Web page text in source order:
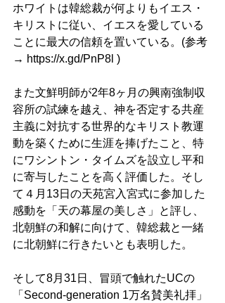
ホワイトは韓総裁が何よりもイエス・
キリストに従い、イエスを愛している
ことに最大の信頼を置いている。(参考
→ https://x.gd/PnP8l )
また文鮮明師が2年8ヶ月の興南強制収
容所の試練を越え、神を否定する共産
主義に対抗する世界的なキリスト教運
動を築くために生涯を捧げたこと、特
にワシントン・タイムズを設立し平和
に寄与したことを高く評価した。そし
て４月13日の天苑宮入宮式に参加した
感動を「天の幕屋の美しさ」と評し、
北朝鮮の和解に向けて、韓総裁と一緒
に北朝鮮に行きたいとも表明した。
そして8月31日、冒頭で触れたUCの
「Second-generation 1万名賛美礼拝」